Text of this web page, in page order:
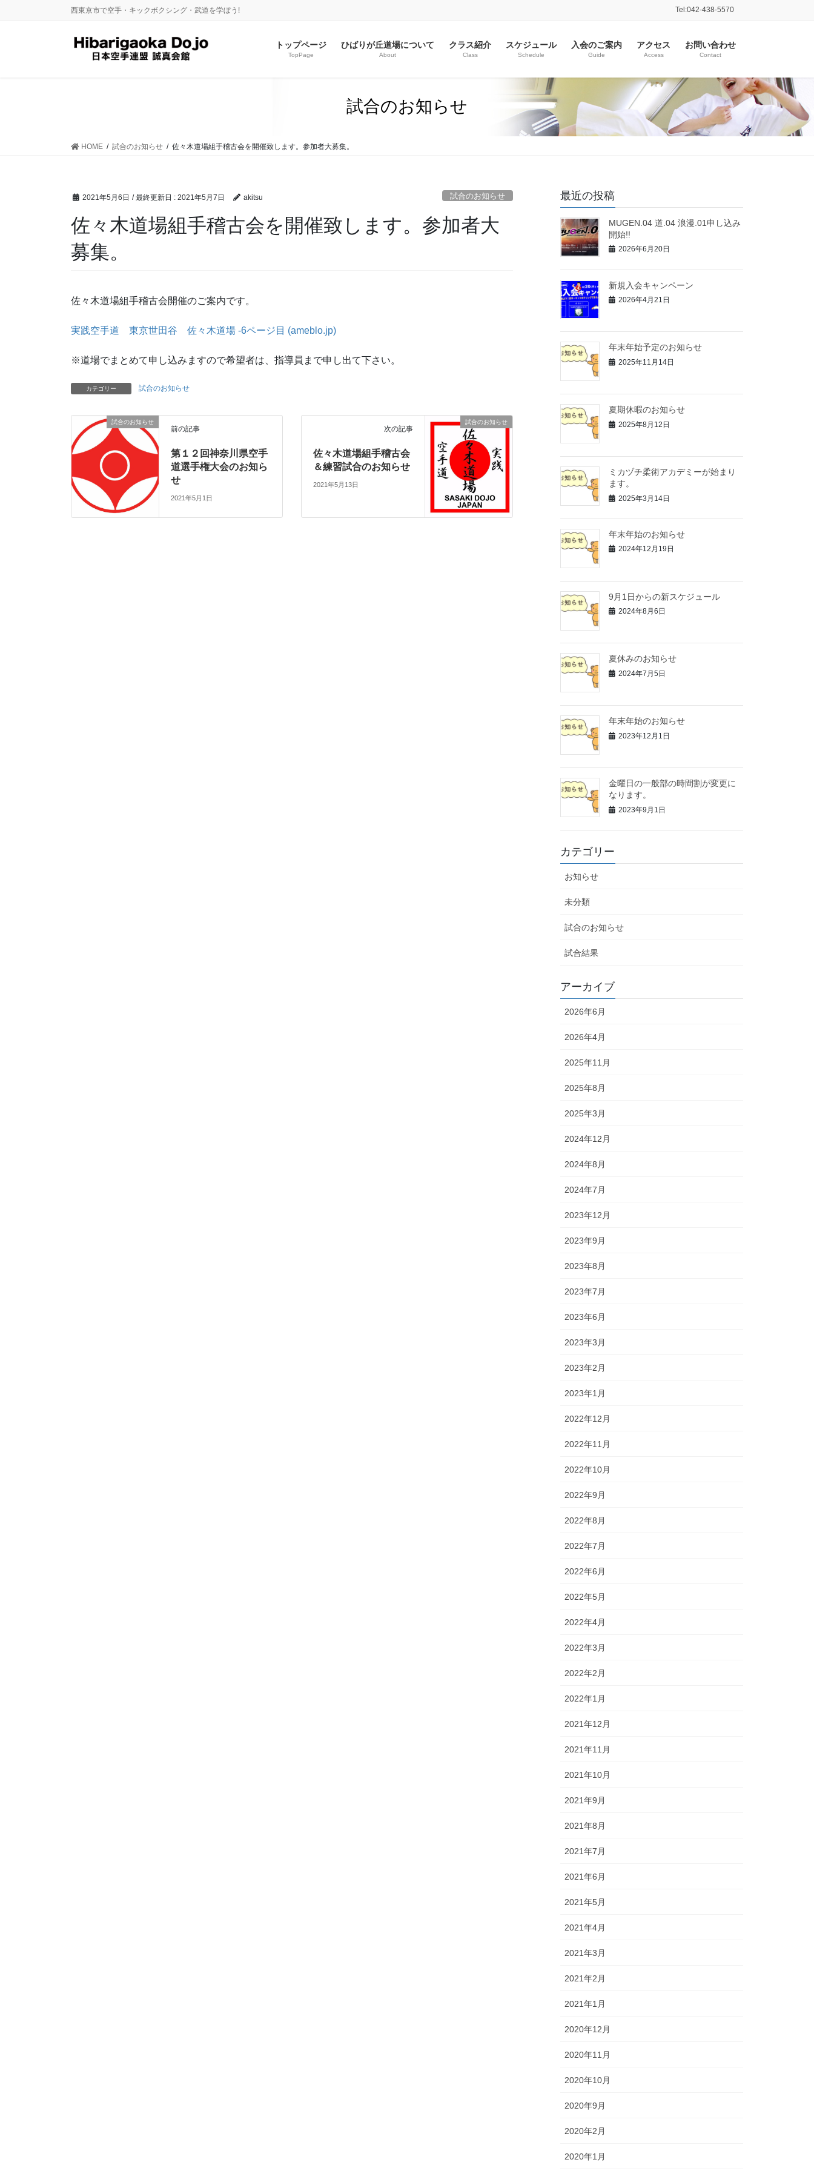
西東京市で空手・キックボクシング・武道を学ぼう! Tel:042-438-5570
トップページ
TopPage
ひばりが丘道場について
About
クラス紹介
Class
スケジュール
Schedule
入会のご案内
Guide
アクセス
Access
お問い合わせ
Contact
試合のお知らせ
HOME 試合のお知らせ 佐々木道場組手稽古会を開催致します。参加者大募集。
2021年5月6日 / 最終更新日 : 2021年5月7日 akitsu 試合のお知らせ
佐々木道場組手稽古会を開催致します。参加者大
募集。
佐々木道場組手稽古会開催のご案内です。
実践空手道 東京世田谷 佐々木道場 -6ページ目 (ameblo.jp)
※道場でまとめて申し込みますので希望者は、指導員まで申し出て下さい。
カテゴリー 試合のお知らせ
試合のお知らせ
前の記事
第１２回神奈川県空手
道選手権大会のお知ら
せ
2021年5月1日
試合のお知らせ
次の記事
佐々木道場組手稽古会
＆練習試合のお知らせ
2021年5月13日
最近の投稿
MUGEN.04 道.04 浪漫.01申し込み
開始!!
2026年6月20日
新規入会キャンペーン
2026年4月21日
年末年始予定のお知らせ
2025年11月14日
夏期休暇のお知らせ
2025年8月12日
ミカヅチ柔術アカデミーが始まり
ます。
2025年3月14日
年末年始のお知らせ
2024年12月19日
9月1日からの新スケジュール
2024年8月6日
夏休みのお知らせ
2024年7月5日
年末年始のお知らせ
2023年12月1日
金曜日の一般部の時間割が変更に
なります。
2023年9月1日
カテゴリー
お知らせ
未分類
試合のお知らせ
試合結果
アーカイブ
2026年6月
2026年4月
2025年11月
2025年8月
2025年3月
2024年12月
2024年8月
2024年7月
2023年12月
2023年9月
2023年8月
2023年7月
2023年6月
2023年3月
2023年2月
2023年1月
2022年12月
2022年11月
2022年10月
2022年9月
2022年8月
2022年7月
2022年6月
2022年5月
2022年4月
2022年3月
2022年2月
2022年1月
2021年12月
2021年11月
2021年10月
2021年9月
2021年8月
2021年7月
2021年6月
2021年5月
2021年4月
2021年3月
2021年2月
2021年1月
2020年12月
2020年11月
2020年10月
2020年9月
2020年2月
2020年1月